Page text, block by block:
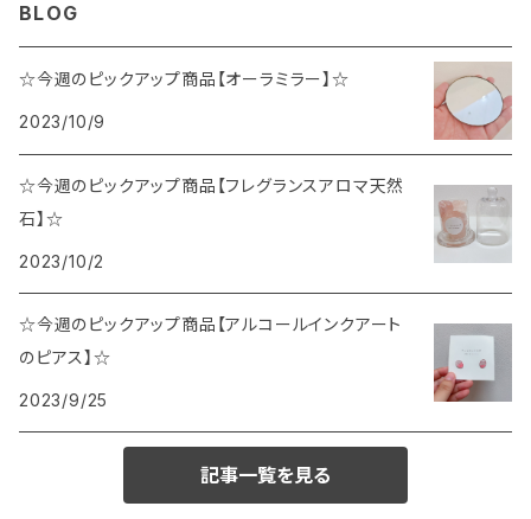
BLOG
☆今週のピックアップ商品【オーラミラー】☆
2023/10/9
☆今週のピックアップ商品【フレグランスアロマ天然
石】☆
2023/10/2
☆今週のピックアップ商品【アルコールインクアート
のピアス】☆
2023/9/25
記事一覧を見る